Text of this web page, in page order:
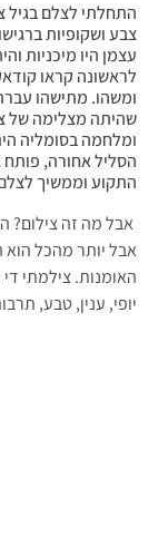
התחלתי לצלם בגיל
צבע ושקופיות
עצמן היו מיכניות
לראשונה קראו
שהיתה מצלימה של
ומלחמה בסומליה
הסליל אחורה,
התקוע וממשיך
אבל מה זה צילום?
אבל יותר מהכל
האומנות. צילמתי
יופי, ענין, טבע,